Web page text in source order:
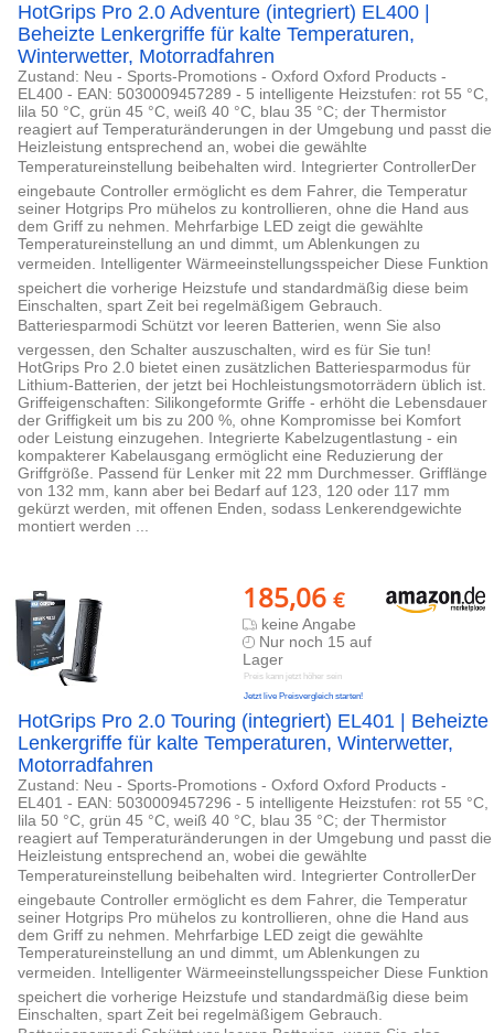
HotGrips Pro 2.0 Adventure (integriert) EL400 |
Beheizte Lenkergriffe für kalte Temperaturen,
Winterwetter, Motorradfahren
Zustand: Neu - Sports-Promotions - Oxford Oxford Products -
EL400 - EAN: 5030009457289 - 5 intelligente Heizstufen: rot 55 °C,
lila 50 °C, grün 45 °C, weiß 40 °C, blau 35 °C; der Thermistor
reagiert auf Temperaturänderungen in der Umgebung und passt die
Heizleistung entsprechend an, wobei die gewählte
Temperatureinstellung beibehalten wird. Integrierter ControllerDer
eingebaute Controller ermöglicht es dem Fahrer, die Temperatur
seiner Hotgrips Pro mühelos zu kontrollieren, ohne die Hand aus
dem Griff zu nehmen. Mehrfarbige LED zeigt die gewählte
Temperatureinstellung an und dimmt, um Ablenkungen zu
vermeiden. Intelligenter Wärmeeinstellungsspeicher Diese Funktion
speichert die vorherige Heizstufe und standardmäßig diese beim
Einschalten, spart Zeit bei regelmäßigem Gebrauch.
Batteriesparmodi Schützt vor leeren Batterien, wenn Sie also
vergessen, den Schalter auszuschalten, wird es für Sie tun!
HotGrips Pro 2.0 bietet einen zusätzlichen Batteriesparmodus für
Lithium-Batterien, der jetzt bei Hochleistungsmotorrädern üblich ist.
Griffeigenschaften: Silikongeformte Griffe - erhöht die Lebensdauer
der Griffigkeit um bis zu 200 %, ohne Kompromisse bei Komfort
oder Leistung einzugehen. Integrierte Kabelzugentlastung - ein
kompakterer Kabelausgang ermöglicht eine Reduzierung der
Griffgröße. Passend für Lenker mit 22 mm Durchmesser. Grifflänge
von 132 mm, kann aber bei Bedarf auf 123, 120 oder 117 mm
gekürzt werden, mit offenen Enden, sodass Lenkerendgewichte
montiert werden ...
185,06 €
keine Angabe
Nur noch 15 auf
Lager
Preis kann jetzt höher sein
Jetzt live Preisvergleich starten!
HotGrips Pro 2.0 Touring (integriert) EL401 | Beheizte
Lenkergriffe für kalte Temperaturen, Winterwetter,
Motorradfahren
Zustand: Neu - Sports-Promotions - Oxford Oxford Products -
EL401 - EAN: 5030009457296 - 5 intelligente Heizstufen: rot 55 °C,
lila 50 °C, grün 45 °C, weiß 40 °C, blau 35 °C; der Thermistor
reagiert auf Temperaturänderungen in der Umgebung und passt die
Heizleistung entsprechend an, wobei die gewählte
Temperatureinstellung beibehalten wird. Integrierter ControllerDer
eingebaute Controller ermöglicht es dem Fahrer, die Temperatur
seiner Hotgrips Pro mühelos zu kontrollieren, ohne die Hand aus
dem Griff zu nehmen. Mehrfarbige LED zeigt die gewählte
Temperatureinstellung an und dimmt, um Ablenkungen zu
vermeiden. Intelligenter Wärmeeinstellungsspeicher Diese Funktion
speichert die vorherige Heizstufe und standardmäßig diese beim
Einschalten, spart Zeit bei regelmäßigem Gebrauch.